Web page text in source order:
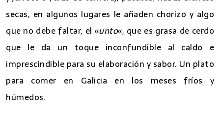
secas, en algunos lugares le añaden chorizo y algo
que no debe faltar, el «unto«, que es grasa de cerdo
que le da un toque inconfundible al caldo e
imprescindible para su elaboración y sabor. Un plato
para comer en Galicia en los meses fríos y
húmedos.